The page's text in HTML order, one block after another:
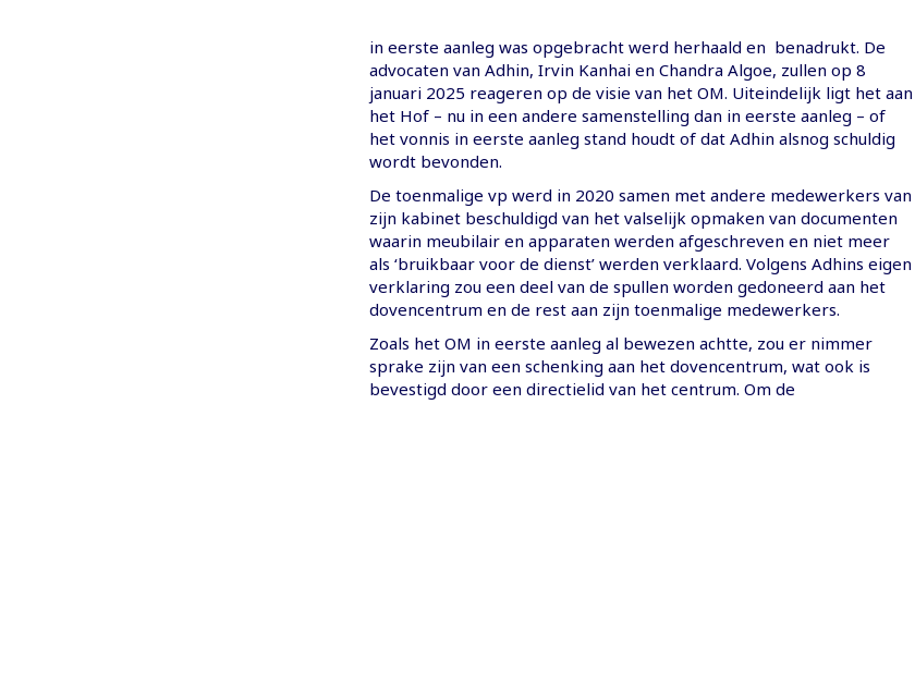
in eerste aanleg was opgebracht werd herhaald en benadrukt. De
advocaten van Adhin, Irvin Kanhai en Chandra Algoe, zullen op 8
januari 2025 reageren op de visie van het OM. Uiteindelijk ligt het aan
het Hof – nu in een andere samenstelling dan in eerste aanleg – of
het vonnis in eerste aanleg stand houdt of dat Adhin alsnog schuldig
wordt bevonden.
De toenmalige vp werd in 2020 samen met andere medewerkers van
zijn kabinet beschuldigd van het valselijk opmaken van documenten
waarin meubilair en apparaten werden afgeschreven en niet meer
als ‘bruikbaar voor de dienst’ werden verklaard. Volgens Adhins eigen
verklaring zou een deel van de spullen worden gedoneerd aan het
dovencentrum en de rest aan zijn toenmalige medewerkers.
Zoals het OM in eerste aanleg al bewezen achtte, zou er nimmer
sprake zijn van een schenking aan het dovencentrum, wat ook is
bevestigd door een directielid van het centrum. Om de